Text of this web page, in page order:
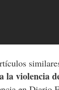
la violencia